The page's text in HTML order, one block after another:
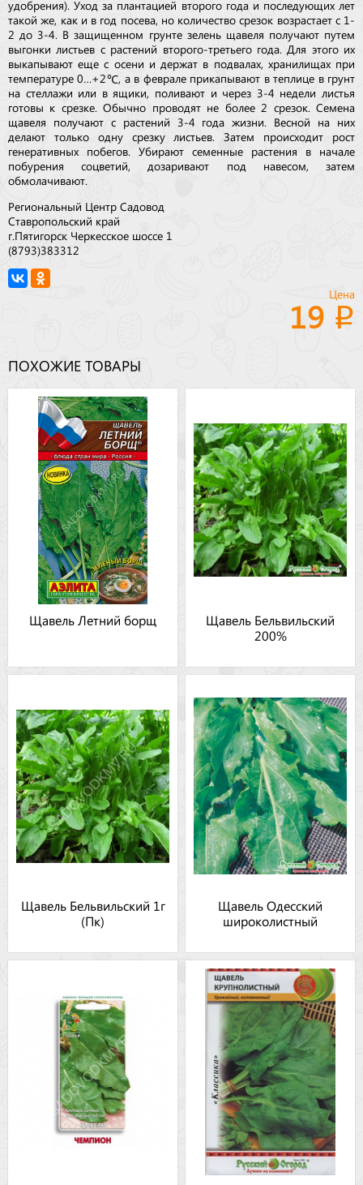
удобрения). Уход за плантацией второго года и последующих лет
такой же, как и в год посева, но количество срезок возрастает с 1-
2 до 3-4. В защищенном грунте зелень щавеля получают путем
выгонки листьев с растений второго-третьего года. Для этого их
выкапывают еще с осени и держат в подвалах, хранилищах при
температуре 0…+2℃, а в феврале прикапывают в теплице в грунт
на стеллажи или в ящики, поливают и через 3-4 недели листья
готовы к срезке. Обычно проводят не более 2 срезок. Семена
щавеля получают с растений 3-4 года жизни. Весной на них
делают только одну срезку листьев. Затем происходит рост
генеративных побегов. Убирают семенные растения в начале
побурения соцветий, дозаривают под навесом, затем
обмолачивают.
Региональный Центр Садовод
Ставропольский край
г.Пятигорск Черкесское шоссе 1
(8793)383312
Цена
19
ПОХОЖИЕ ТОВАРЫ
Щавель Летний борщ
Щавель Бельвильский
200%
Щавель Бельвильский 1г
(Пк)
Щавель Одесский
широколистный